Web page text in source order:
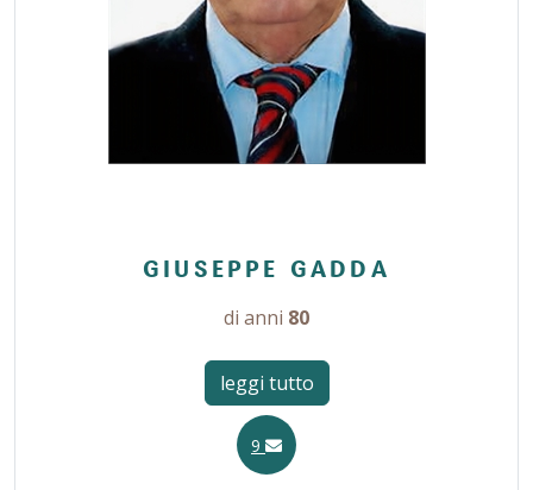
GIUSEPPE GADDA
di anni 80
leggi tutto
9